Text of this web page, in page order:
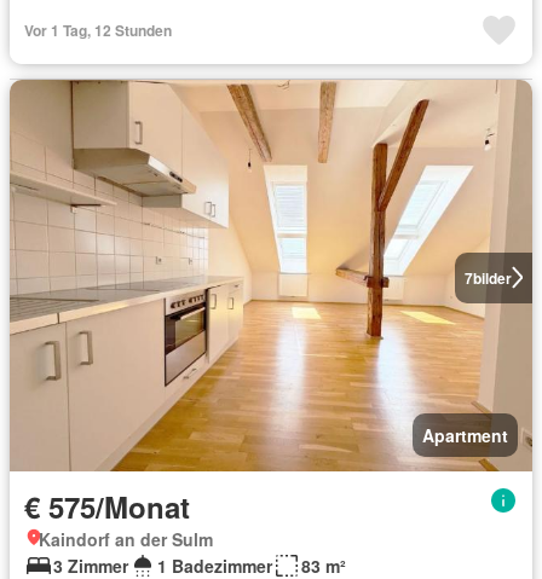
Vor 1 Tag, 12 Stunden
7bilder
Apartment
€ 575/Monat
Kaindorf an der Sulm
3 Zimmer
1 Badezimmer
83 m²